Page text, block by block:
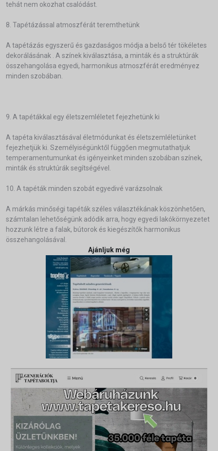
tehát nem okozhat csalódást.
8. Tapétázással atmoszférát teremthetünk
A tapétázás egyszerű és gazdaságos módja a belső tér tökéletes
dekorálásának . A színek kiválasztása, a minták és a struktúrák
összehangolása egyedi, harmonikus atmoszférát eredményez
minden szobában.
9. A tapétákkal egy életszemléletet fejezhetünk ki
A tapéta kiválasztásával életmódunkat és életszemléletünket
fejezhetjük ki. Személyiségünktől függően megmutathatjuk
temperamentumunkat és igényeinket minden szobában színek,
minták és struktúrák segítségével.
10. A tapéták minden szobát egyedivé varázsolnak
A márkás minőségi tapéták széles választékának köszönhetően,
számtalan lehetőségünk adódik arra, hogy egyedi lakókörnyezetet
hozzunk létre a falak, bútorok és kiegészítők harmonikus
összehangolásával.
Ajánljuk még